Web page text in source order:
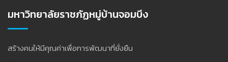
มหาวิทยาลัยราชภัฏหมู่บ้านจอมบึง
สร้างคนให้มีคุณค่าเพื่อการพัฒนาที่ยั่งยืน